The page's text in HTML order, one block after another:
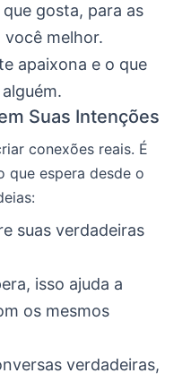
gosta, para as
você melhor.
apaixona e o que
Suas Intenções
conexões reais. É
que espera desde o
suas verdadeiras
isso ajuda a
os mesmos
verdadeiras,